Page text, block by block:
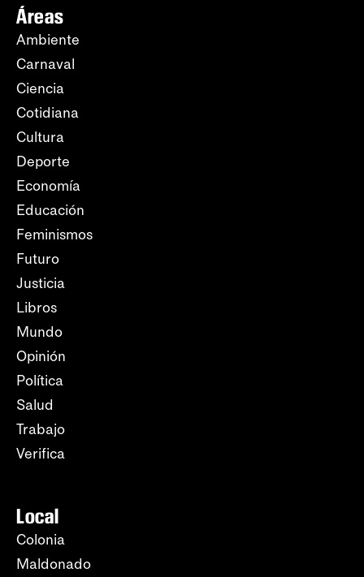
Áreas
Ambiente
Carnaval
Ciencia
Cotidiana
Cultura
Deporte
Economía
Educación
Feminismos
Futuro
Justicia
Libros
Mundo
Opinión
Política
Salud
Trabajo
Verifica
Local
Colonia
Maldonado